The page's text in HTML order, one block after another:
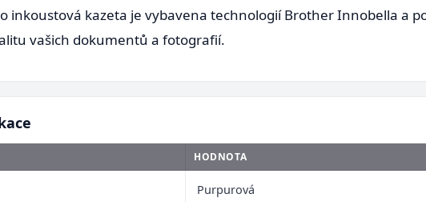
inkoustová kazeta je vybavena technologií Brother Innobella a
vašich dokumentů a fotografií.
HODNOTA
Purpurová